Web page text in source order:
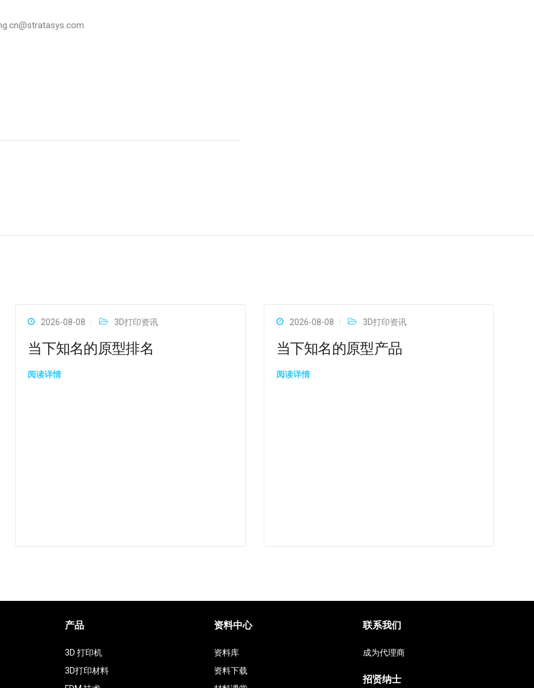
2026-08-08 3D打印资讯
当下知名的原型排名
阅读详情
2026-08-08 3D打印资讯
当下知名的原型产品
阅读详情
产品
3D 打印机
3D打印材料
资料中心
资料库
资料下载
联系我们
成为代理商
招贤纳士